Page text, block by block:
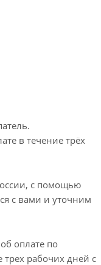
в течение трёх
с помощью
с вами и уточним
оплате по
трех рабочих дней с